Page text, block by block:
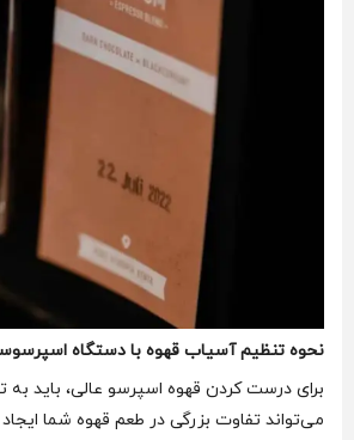
نحوه تنظیم آسیاب قهوه با دستگاه
برای درست کردن قهوه اسپرسو عالی، باید
می‌تواند تفاوت بزرگی در طعم قهوه شما